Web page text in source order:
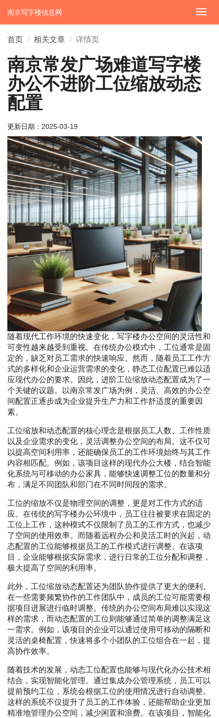
切
换
南京写字楼信息网
首页 相关文章 详情页
南京常发广场难道写字楼
办公不进阶工位缩放动态
配置
更新日期： 2025-03-19
随着现代工作环境的快速变化，写字楼办公空间的灵活性和
可变性越来越受到重视。在传统办公模式中，工位通常是固
定的，缺乏对员工需求的快速响应。然而，随着员工工作方
式的多样化和企业运营需求的变化，静态工位配置已难以适
应现代办公的要求。因此，进阶工位缩放动态配置成为了一
个关键的议题。以南京常发广场为例，灵活、高效的办公空
间配置正逐步成为企业提升生产力和工作舒适度的重要因
素。
工位缩放和动态配置的核心理念是根据员工人数、工作性质
以及企业需求的变化，灵活调整办公空间的布局。这不仅可
以提高空间利用率，还能确保员工的工作环境始终与其工作
内容相匹配。例如，该项目这样的现代办公大楼，结合智能
化系统与可移动的办公家具，能够快速调整工位的数量和分
布，满足不同团队和部门在不同时间段的需求。
工位的缩放不仅是物理空间的调整，更是对工作方式的适
应。在传统的写字楼办公环境中，员工往往被要求在固定的
工位上工作，这种模式不仅限制了员工的工作方式，也减少
了空间的使用效率。而随着远程办公和灵活工时的兴起，动
态配置的工位能够根据员工的工作模式进行调整。在该项
目，企业能够根据实际需求，进行日常的工位分配和调整，
极大提高了空间的利用率。
此外，工位缩放动态配置还为团队协作提供了更大的便利。
在一些需要频繁协作的工作团队中，成员的工位可能需要根
据项目进展进行临时调整。传统的办公空间布局难以实现这
样的需求，而动态配置的工位则能够通过简单的调整满足这
一需求。例如，该项目的企业可以通过使用可移动的隔断和
灵活的桌椅配置，快速将多个小团队的工位组合在一起，提
高协作效率。
随着技术的发展，动态工位配置也能够与现代化办公技术相
结合，实现智能化管理。通过集成办公管理系统，员工可以
提前预约工位，系统会根据工位的使用情况进行自动调整。
这样的系统不仅提升了员工的工作体验，还能帮助企业更加
精准地管理办公空间，减少闲置和浪费。在该项目，智能化